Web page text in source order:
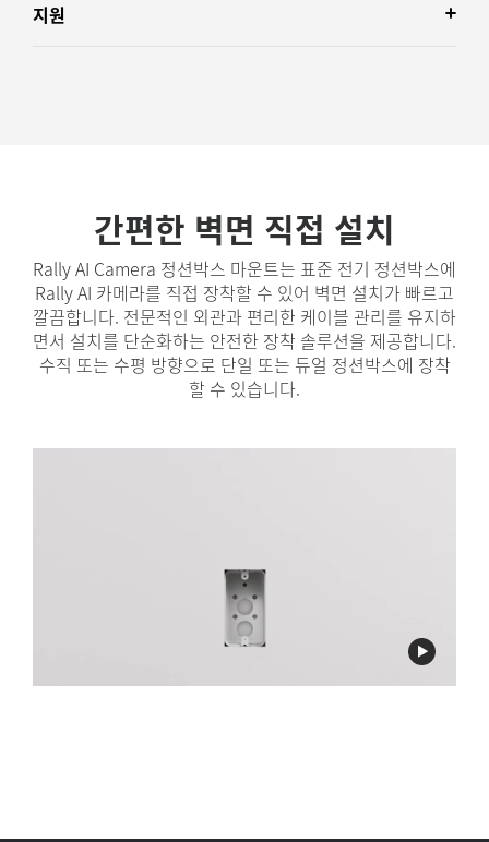
지원
간편한 벽면 직접 설치
Rally AI Camera 정션박스 마운트는 표준 전기 정션박스에
Rally AI 카메라를 직접 장착할 수 있어 벽면 설치가 빠르고
깔끔합니다. 전문적인 외관과 편리한 케이블 관리를 유지하
면서 설치를 단순화하는 안전한 장착 솔루션을 제공합니다.
수직 또는 수평 방향으로 단일 또는 듀얼 정션박스에 장착
할 수 있습니다.